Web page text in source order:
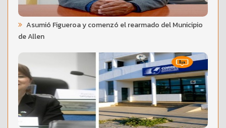
Asumió Figueroa y comenzó el rearmado del Municipio
de Allen